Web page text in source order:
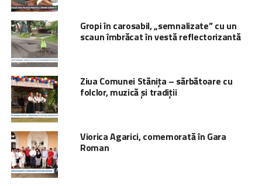
Gropi în carosabil, „semnalizate” cu un
scaun îmbrăcat în vestă reflectorizantă
Ziua Comunei Stănița – sărbătoare cu
folclor, muzică și tradiții
Viorica Agarici, comemorată în Gara
Roman